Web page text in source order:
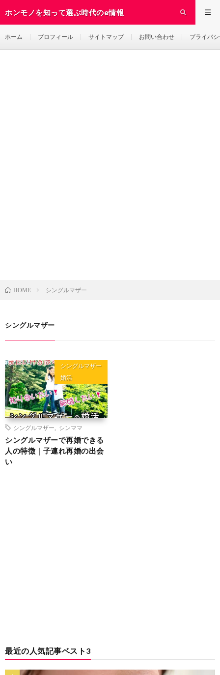
ホンモノを知って選ぶ時代のe情報
ホーム プロフィール サイトマップ お問い合わせ プライバ
HOME シングルマザー
シングルマザー
シングルマザー
婚活
シングルマザー シンママ
シングルマザーで再婚できる
人の特徴｜子連れ再婚の出会
い
最近の人気記事ベスト3